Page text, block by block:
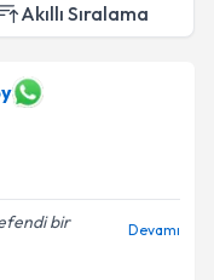
Akıllı Sıralama
bir
Devamı